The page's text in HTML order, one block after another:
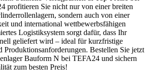
profitieren Sie nicht nur von einer breiten
sondern auch von einer
und international wettbewerbsfähigen
Logistiksystem sorgt dafür, dass Ihr
geliefert wird – ideal für kurzfristige
Produktionsanforderungen. Bestellen Sie jetzt
Bauform N bei TEFA24 und sichern
zum besten Preis!